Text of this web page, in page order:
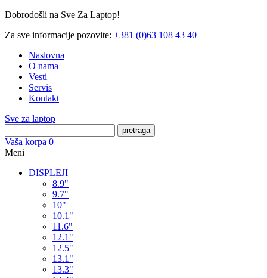
Dobrodošli na Sve Za Laptop!
Za sve informacije pozovite: +381 (0)63 108 43 40
Naslovna
O nama
Vesti
Servis
Kontakt
Sve za laptop
pretraga
Vaša korpa 0
Meni
DISPLEJI
8.9"
9.7"
10"
10.1"
11.6"
12.1"
12.5"
13.1"
13.3"